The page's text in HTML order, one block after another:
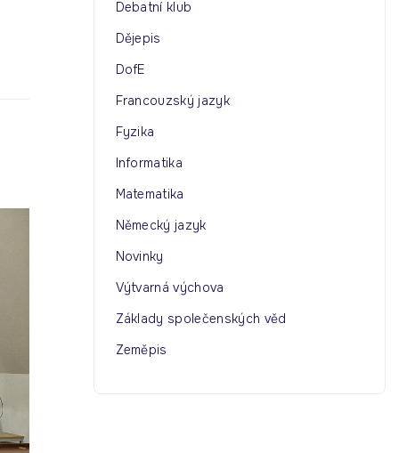
Debatní klub
Dějepis
DofE
Francouzský jazyk
Fyzika
Informatika
Matematika
Německý jazyk
Novinky
Výtvarná výchova
Základy společenských věd
Zeměpis